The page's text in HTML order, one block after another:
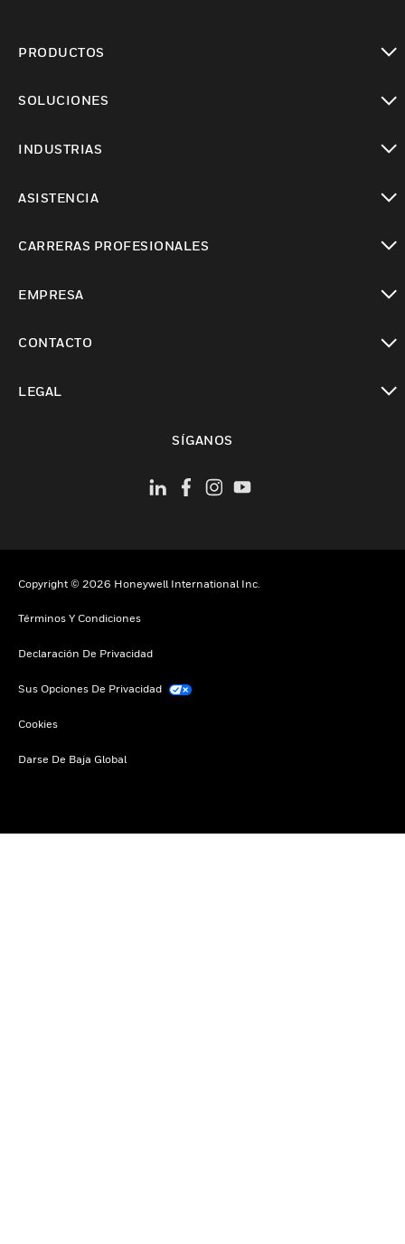
PRODUCTOS
SOLUCIONES
INDUSTRIAS
ASISTENCIA
CARRERAS PROFESIONALES
EMPRESA
CONTACTO
LEGAL
SÍGANOS
Copyright © 2026 Honeywell International Inc.
Términos Y Condiciones
Declaración De Privacidad
Sus Opciones De Privacidad
Cookies
Darse De Baja Global